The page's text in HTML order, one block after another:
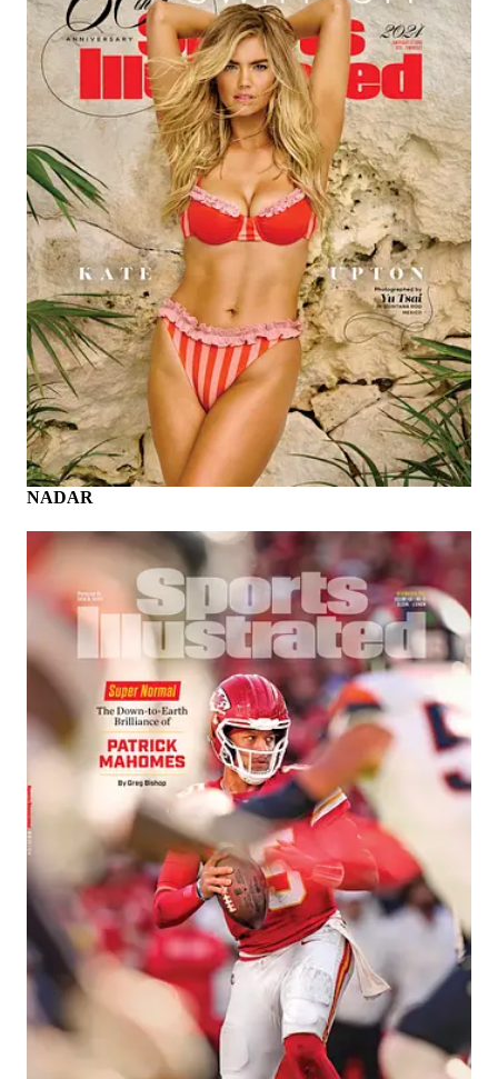
Álvarez
Uriel Salmerón García | Aug 5, 2026
¿Cuánto le ofrece el Real Madrid a
Vinícius Jr. para renovar y cuánto
exige el brasileño?
Uriel Salmerón García | Aug 3, 2026
MÁS SOBRE SPORTS ILLUSTRATED
NADAR